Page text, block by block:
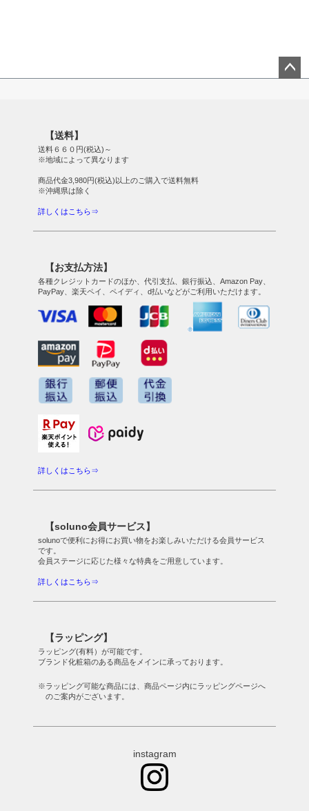
【送料】
送料６６０円(税込)～
※地域によって異なります
商品代金3,980円(税込)以上のご購入で送料無料
※沖縄県は除く
詳しくはこちら⇒
【お支払方法】
各種クレジットカードのほか、代引支払、銀行振込、Amazon Pay、
PayPay、楽天ペイ、ペイディ、d払いなどがご利用いただけます。
詳しくはこちら⇒
【soluno会員サービス】
solunoで便利にお得にお買い物をお楽しみいただける会員サービス
です。
会員ステージに応じた様々な特典をご用意しています。
詳しくはこちら⇒
【ラッピング】
ラッピング(有料）が可能です。
ブランド化粧箱のある商品をメインに承っております。
※ラッピング可能な商品には、商品ページ内にラッピングページへ
のご案内がございます。
instagram